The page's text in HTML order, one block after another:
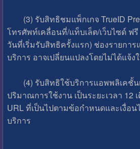
(3) รับสิทธิชมแพ็กเกจ TrueID
โทรศัพท์เคลื่อนที่/แท็บเล็ต/เว็บไซด์ ฟ
วันที่เริ่มรับสิทธิครั้งแรก) ช่องรายการ
บริการ อาจเปลี่ยนแปลงโดยไม่ได้แจ้
(4) รับสิทธิใช้บริการแอพพลิเคชั้น
ปริมาณการใช้งาน เป็นระยะเวลา 12
URL ที่เป็นไปตามข้อกำหนดและเงื่อ
บริการ